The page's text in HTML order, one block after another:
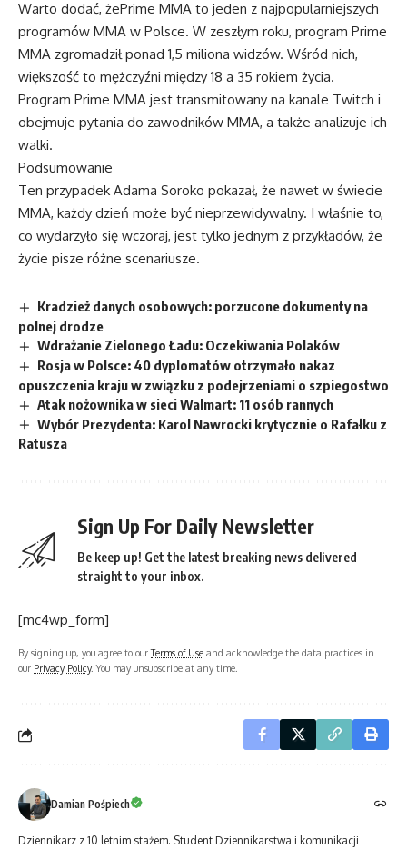
Warto dodać, żePrime MMA to jeden z najpopularniejszych
programów MMA w Polsce. W zeszłym roku, program Prime
MMA zgromadził ponad 1,5 miliona widzów. Wśród nich,
większość to mężczyźni między 18 a 35 rokiem życia.
Program Prime MMA jest transmitowany na kanale Twitch i
obejmuje pytania do zawodników MMA, a także analizuje ich
walki.
Podsumowanie
Ten przypadek Adama Soroko pokazał, że nawet w świecie
MMA, każdy dzień może być nieprzewidywalny. I właśnie to,
co wydarzyło się wczoraj, jest tylko jednym z przykładów, że
życie pisze różne scenariusze.
Kradzież danych osobowych: porzucone dokumenty na
polnej drodze
Wdrażanie Zielonego Ładu: Oczekiwania Polaków
Rosja w Polsce: 40 dyplomatów otrzymało nakaz
opuszczenia kraju w związku z podejrzeniami o szpiegostwo
Atak nożownika w sieci Walmart: 11 osób rannych
Wybór Prezydenta: Karol Nawrocki krytycznie o Rafałku z
Ratusza
Sign Up For Daily Newsletter
Be keep up! Get the latest breaking news delivered
straight to your inbox.
[mc4wp_form]
By signing up, you agree to ourTerms of Use and acknowledge the data practices in
our Privacy Policy. You may unsubscribe at any time.
Damian Pośpiech
Dziennikarz z 10 letnim stażem. Student Dziennikarstwa i komunikacji